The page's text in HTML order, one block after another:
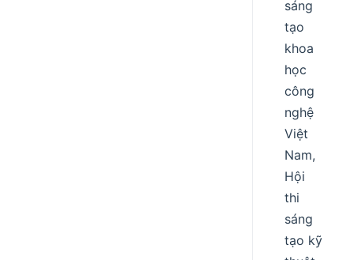
sáng
tạo
khoa
học
công
nghệ
Việt
Nam,
Hội
thi
sáng
tạo kỹ